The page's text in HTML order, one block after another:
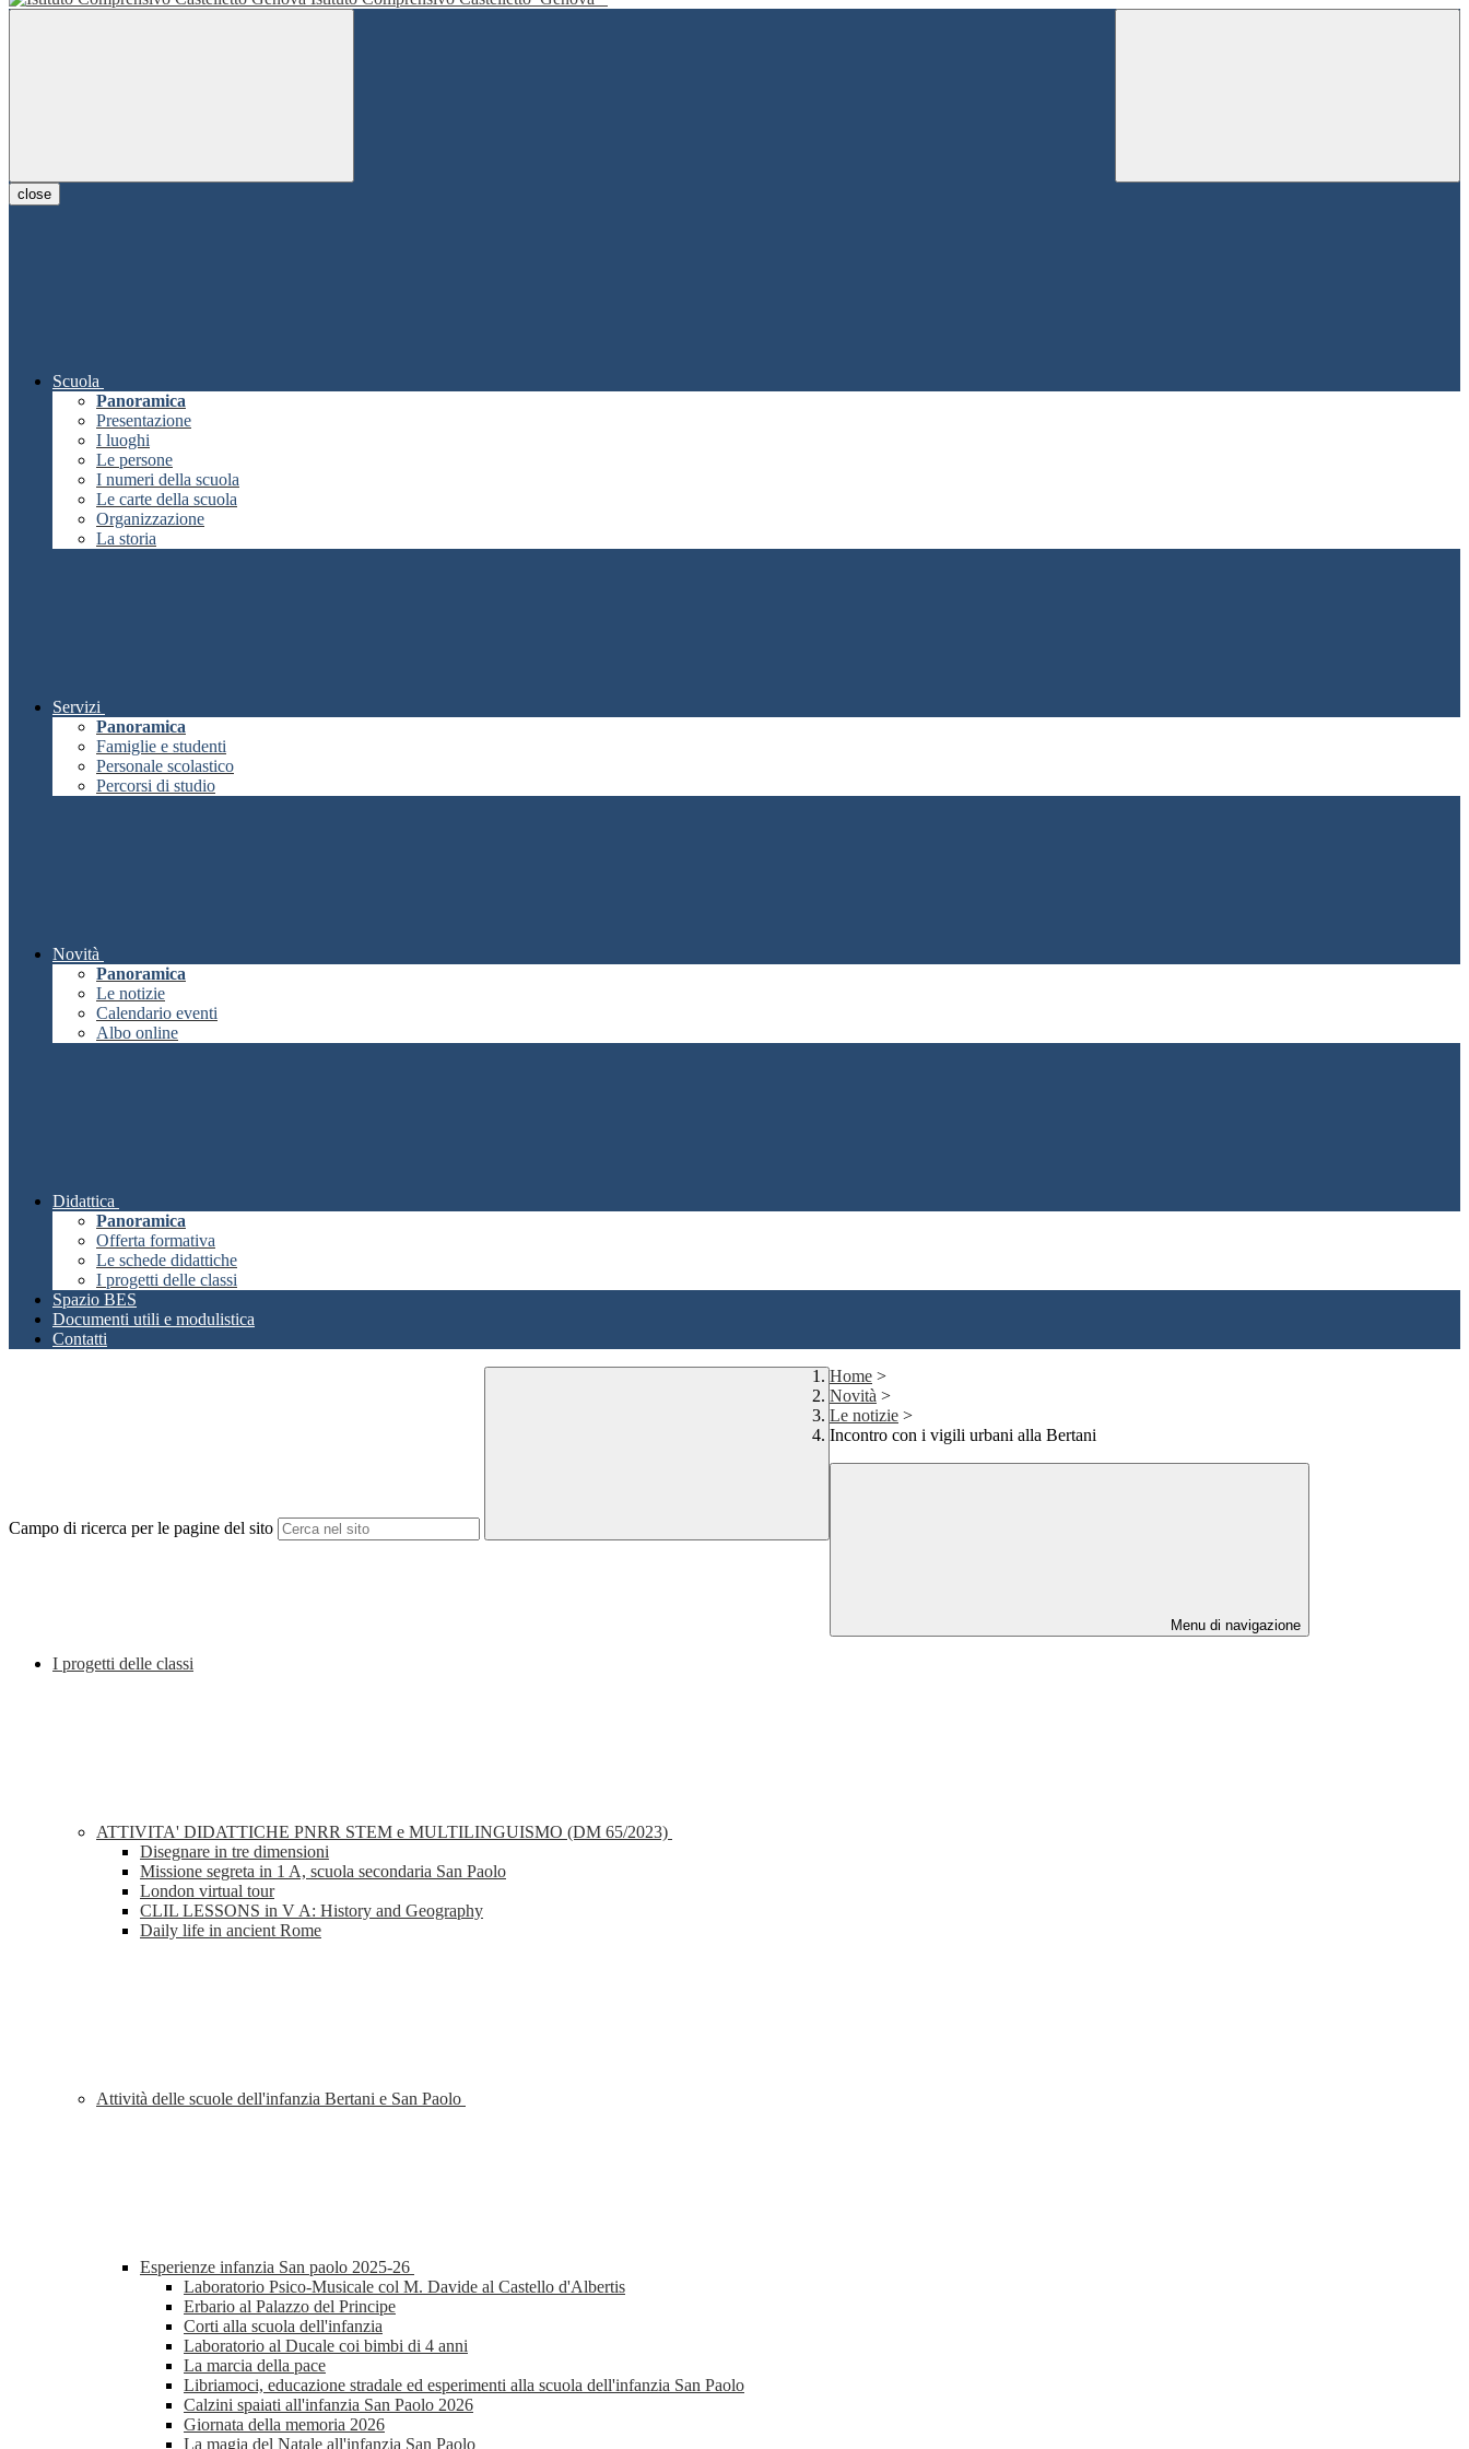
close
Scuola
Panoramica
Presentazione
I luoghi
Le persone
I numeri della scuola
Le carte della scuola
Organizzazione
La storia
Servizi
Panoramica
Famiglie e studenti
Personale scolastico
Percorsi di studio
Novità
Panoramica
Le notizie
Calendario eventi
Albo online
Didattica
Panoramica
Offerta formativa
Le schede didattiche
I progetti delle classi
Spazio BES
Documenti utili e modulistica
Contatti
Campo di ricerca per le pagine del sito
Home >
Novità >
Le notizie >
Incontro con i vigili urbani alla Bertani
Menu di navigazione
I progetti delle classi
ATTIVITA' DIDATTICHE PNRR STEM e MULTILINGUISMO (DM 65/2023)
Disegnare in tre dimensioni
Missione segreta in 1 A, scuola secondaria San Paolo
London virtual tour
CLIL LESSONS in V A: History and Geography
Daily life in ancient Rome
Attività delle scuole dell'infanzia Bertani e San Paolo
Esperienze infanzia San paolo 2025-26
Laboratorio Psico-Musicale col M. Davide al Castello d'Albertis
Erbario al Palazzo del Principe
Corti alla scuola dell'infanzia
Laboratorio al Ducale coi bimbi di 4 anni
La marcia della pace
Libriamoci, educazione stradale ed esperimenti alla scuola dell'infanzia San Paolo
Calzini spaiati all'infanzia San Paolo 2026
Giornata della memoria 2026
La magia del Natale all'infanzia San Paolo